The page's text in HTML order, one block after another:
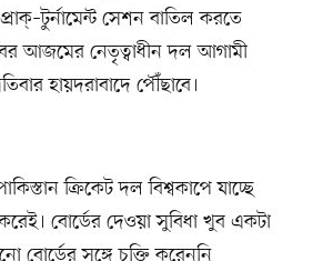
সেশন বাতিল করতে
আজমের নেতৃত্বাধীন দল আগামী
হায়দরাবাদে পৌঁছাবে।
ক্রিকেট দল বিশ্বকাপে যাচ্ছে
বোর্ডের দেওয়া সুবিধা খুব একটা
বোর্ডের সঙ্গে চুক্তি করেননি